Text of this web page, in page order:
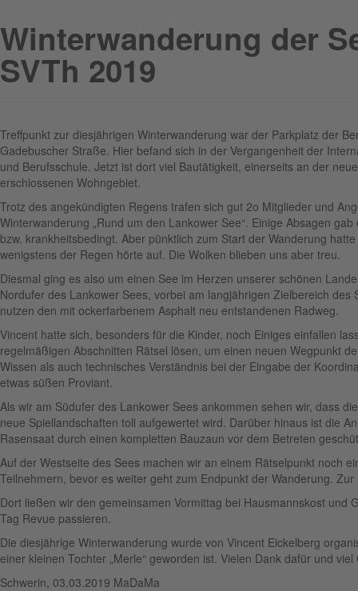
Winterwanderung der
SVTh 2019
Treffpunkt zur diesjährigen Winterwanderung war der Parkplatz der
Gadebuscher Straße. Hier befand sich in der Vergangenheit der
und Berufsschule. Jetzt ist dort viel Bautätigkeit, einerseits an der
erschlossenen Wohngebiet.
Trotz des angekündigten Regens trafen sich gut 2o Mitglieder und
Winterwanderung „Rund um den Lankower See“. Einige Absagen
bzw. krankheitsbedingt. Aber pünktlich zum Start der Wanderung
wenigstens der Regen hörte auf. Die Wolken blieben uns aber treu.
Diesmal ging es also um einen See im Herzen unserer schönen
Nordufer des Lankower Sees, vorbei am langjährigen Zielbereich des
nutzen den mit ockerfarbenem Asphalt neu entstandenen Radweg.
Vincent hatte sich, besonders für die Kinder, noch Einiges einfallen
regelmäßigen Abschnitten Rätsel lösen, um einen neuen Wegpunkt
Wissen als auch technisches Verständnis bei der Eingabe der
etwas süßen Proviant.
Als wir am Südufer des Lankower Sees ankommen sehen wir, dass
neue Spiellandschaften toll aufgewertet wird. Darüber hinaus ist die
Rasensaat durch einen kompletten Bauzaun vor dem Betreten
Auf der Westseite des Sees machen wir an einem Rätselpunkt noch
Teilnehmern, bevor es weiter geht zum Endpunkt der Wanderung.
Dort ließen wir den gemeinsamen Vormittag bei Hausmannskost und
Tag Revue passieren.
Die diesjährige Winterwanderung wurde von Vincent Eickelberg
einer kleinen Tochter „Merle“ geworden ist. Vielen Dank dafür und
Schwerin, 03.03.2019 MaDaMa